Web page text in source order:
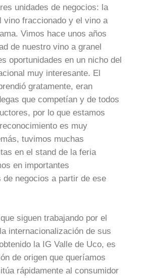
unidades de negocios: la
vino fraccionado y el vino a
Vimos hace unos años
de nuestro vino a granel
oportunidades en un nicho del
muy interesante. El
gratamente, eran
que competían y de todos
por lo que estamos
es muy
tuvimos muchas
en el stand de la feria
en importantes
de negocios a partir de ese
siguen trabajando por el
internacionalización de sus
la IG Valle de Uco, es
de origen que queríamos
rápidamente al consumidor